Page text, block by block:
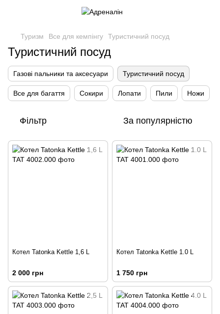
Туризм Все для кемпінгу Туристичний посуд
Туристичний посуд
Газові пальники та аксесуари Туристичний посуд
Все для багаття Сокири Лопати Пили Ножи
Фільтр За популярністю
Котел Tatonka Kettle 1,6 L
2 000 грн
Котел Tatonka Kettle 1.0 L
1 750 грн
підписників. Доєдуйтесь...
Email*